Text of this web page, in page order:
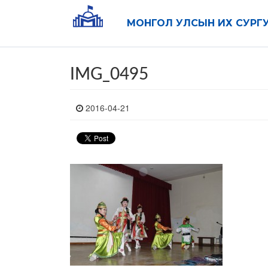
МОНГОЛ УЛСЫН ИХ
IMG_0495
2016-04-21